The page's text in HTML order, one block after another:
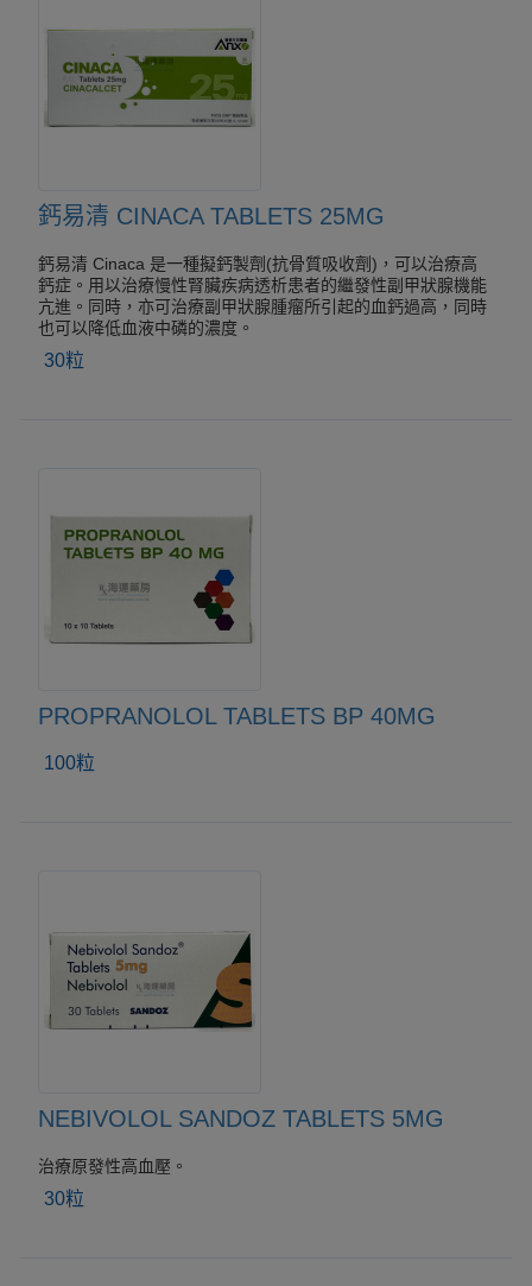
鈣易清 CINACA TABLETS 25MG
鈣易清 Cinaca 是一種擬鈣製劑(抗骨質吸收劑)，可以治療高
鈣症。用以治療慢性腎臟疾病透析患者的繼發性副甲狀腺機能
亢進。同時，亦可治療副甲狀腺腫瘤所引起的血鈣過高，同時
也可以降低血液中磷的濃度。
30粒
PROPRANOLOL TABLETS BP 40MG
100粒
NEBIVOLOL SANDOZ TABLETS 5MG
治療原發性高血壓。
30粒